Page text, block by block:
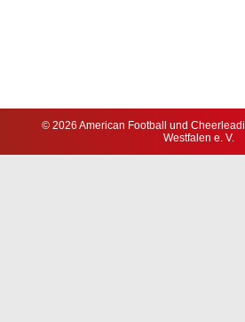
© 2026 American Football und
Westfalen e. V.